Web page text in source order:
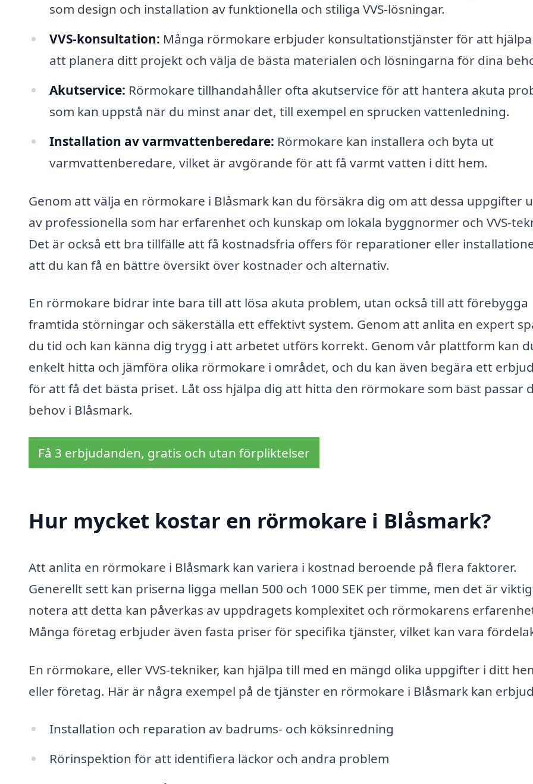
som design och installation av funktionella och stiliga VVS-lösningar.
VVS-konsultation: Många rörmokare erbjuder konsultationstjänster för att
att planera ditt projekt och välja de bästa materialen och lösningarna för dina
Akutservice: Rörmokare tillhandahåller ofta akutservice för att hantera akuta
som kan uppstå när du minst anar det, till exempel en sprucken vattenledning.
Installation av varmvattenberedare: Rörmokare kan installera och byta ut
varmvattenberedare, vilket är avgörande för att få varmt vatten i ditt hem.
Genom att välja en rörmokare i Blåsmark kan du försäkra dig om att dessa uppgifter
av professionella som har erfarenhet och kunskap om lokala byggnormer och VVS-
Det är också ett bra tillfälle att få kostnadsfria offers för reparationer eller
att du kan få en bättre översikt över kostnader och alternativ.
En rörmokare bidrar inte bara till att lösa akuta problem, utan också till att förebygga
framtida störningar och säkerställa ett effektivt system. Genom att anlita en expert
du tid och kan känna dig trygg i att arbetet utförs korrekt. Genom vår plattform kan
enkelt hitta och jämföra olika rörmokare i området, och du kan även begära ett
för att få det bästa priset. Låt oss hjälpa dig att hitta den rörmokare som bäst passar
behov i Blåsmark.
Få 3 erbjudanden, gratis och utan förpliktelser
Hur mycket kostar en rörmokare i Blåsmark?
Att anlita en rörmokare i Blåsmark kan variera i kostnad beroende på flera faktorer.
Generellt sett kan priserna ligga mellan 500 och 1000 SEK per timme, men det är
notera att detta kan påverkas av uppdragets komplexitet och rörmokarens
Många företag erbjuder även fasta priser för specifika tjänster, vilket kan vara
En rörmokare, eller VVS-tekniker, kan hjälpa till med en mängd olika uppgifter i ditt
eller företag. Här är några exempel på de tjänster en rörmokare i Blåsmark kan
Installation och reparation av badrums- och köksinredning
Rörinspektion för att identifiera läckor och andra problem